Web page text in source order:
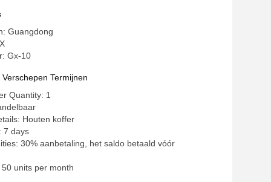
Guangdong
Gx-10
Termijnen
Quantity: 1
Houten koffer
7 days
30% aanbetaling, het saldo betaald vóór
units per month